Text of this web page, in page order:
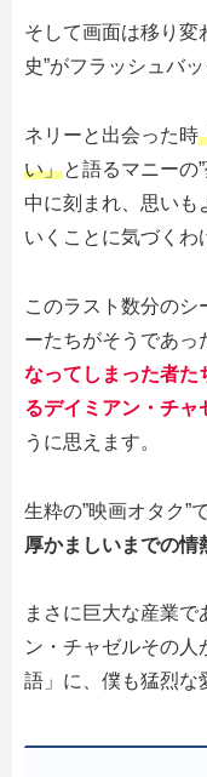
そして画面は移り変
史”がフラッシュバッ
ネリーと出会った時
い」と語るマニーの
中に刻まれ、思いも
いくことに気づくわ
このラスト数分のシ
ーたちがそうであっ
なってしまった者た
るデイミアン・チャ
うに思えます。
生粋の”映画オタク”
厚かましいまでの情
まさに巨大な産業
ン・チャゼルその人
語」に、僕も猛烈な